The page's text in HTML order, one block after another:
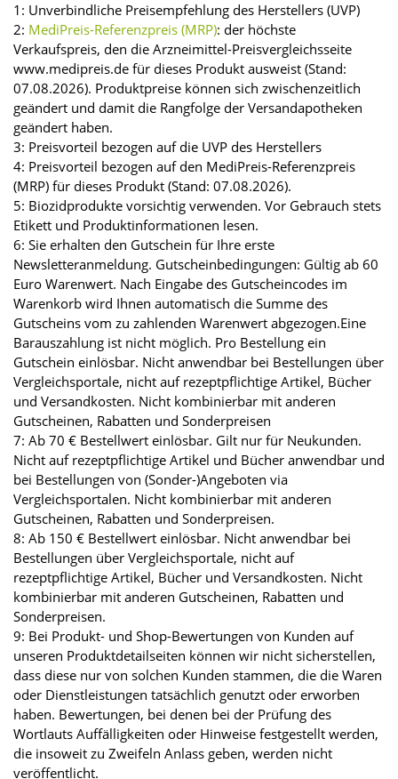
1: Unverbindliche Preisempfehlung des Herstellers (UVP)
2: MediPreis-Referenzpreis (MRP): der höchste
Verkaufspreis, den die Arzneimittel-Preisvergleichsseite
www.medipreis.de für dieses Produkt ausweist (Stand:
07.08.2026). Produktpreise können sich zwischenzeitlich
geändert und damit die Rangfolge der Versandapotheken
geändert haben.
3: Preisvorteil bezogen auf die UVP des Herstellers
4: Preisvorteil bezogen auf den MediPreis-Referenzpreis
(MRP) für dieses Produkt (Stand: 07.08.2026).
5: Biozidprodukte vorsichtig verwenden. Vor Gebrauch stets
Etikett und Produktinformationen lesen.
6: Sie erhalten den Gutschein für Ihre erste
Newsletteranmeldung. Gutscheinbedingungen: Gültig ab 60
Euro Warenwert. Nach Eingabe des Gutscheincodes im
Warenkorb wird Ihnen automatisch die Summe des
Gutscheins vom zu zahlenden Warenwert abgezogen.Eine
Barauszahlung ist nicht möglich. Pro Bestellung ein
Gutschein einlösbar. Nicht anwendbar bei Bestellungen über
Vergleichsportale, nicht auf rezeptpflichtige Artikel, Bücher
und Versandkosten. Nicht kombinierbar mit anderen
Gutscheinen, Rabatten und Sonderpreisen
7: Ab 70 € Bestellwert einlösbar. Gilt nur für Neukunden.
Nicht auf rezeptpflichtige Artikel und Bücher anwendbar und
bei Bestellungen von (Sonder-)Angeboten via
Vergleichsportalen. Nicht kombinierbar mit anderen
Gutscheinen, Rabatten und Sonderpreisen.
8: Ab 150 € Bestellwert einlösbar. Nicht anwendbar bei
Bestellungen über Vergleichsportale, nicht auf
rezeptpflichtige Artikel, Bücher und Versandkosten. Nicht
kombinierbar mit anderen Gutscheinen, Rabatten und
Sonderpreisen.
9: Bei Produkt- und Shop-Bewertungen von Kunden auf
unseren Produktdetailseiten können wir nicht sicherstellen,
dass diese nur von solchen Kunden stammen, die die Waren
oder Dienstleistungen tatsächlich genutzt oder erworben
haben. Bewertungen, bei denen bei der Prüfung des
Wortlauts Auffälligkeiten oder Hinweise festgestellt werden,
die insoweit zu Zweifeln Anlass geben, werden nicht
veröffentlicht.